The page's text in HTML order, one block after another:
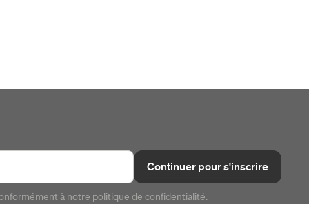
Continuer pour s'inscrire
à notre politique de confidentialité.